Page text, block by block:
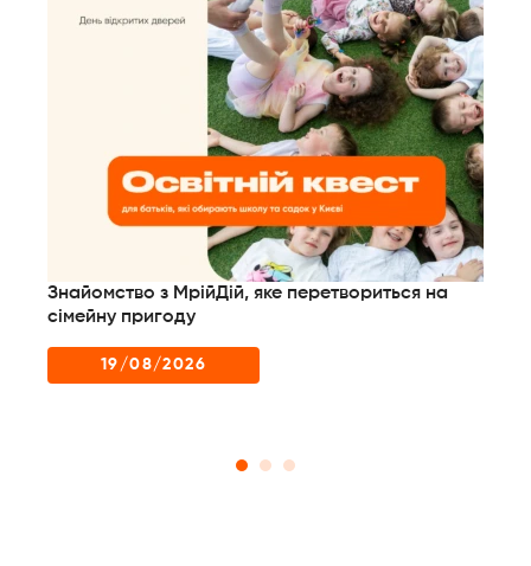
Знайомство з МрійДій, яке перетвориться на
сімейну пригоду
19/08/2026